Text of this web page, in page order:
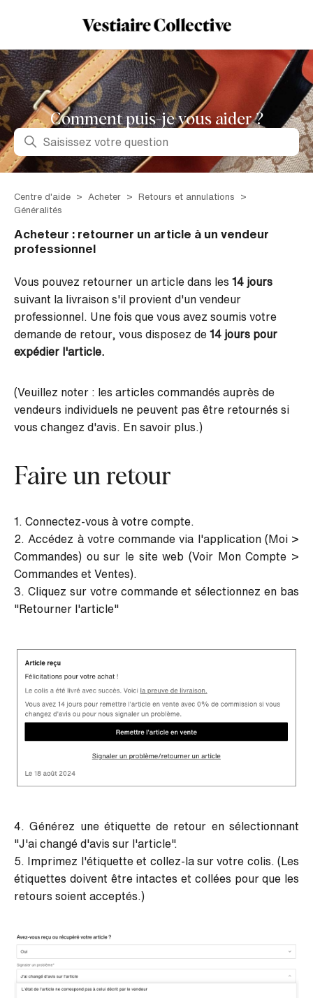
Comment puis-je vous aider ?
Recherche
Centre d'aide Acheter
Retours et annulations
Généralités
Acheteur : retourner un article à un vendeur
professionnel
Vous pouvez retourner un article dans les 14 jours
suivant la livraison s'il provient d'un vendeur
professionnel. Une fois que vous avez soumis votre
demande de retour, vous disposez de 14 jours pour
expédier l'article.
(Veuillez noter : les articles commandés auprès de
vendeurs individuels ne peuvent pas être retournés si
vous changez d'avis. En savoir plus.)
Faire un retour
1. Connectez-vous à votre compte.
2. Accédez à votre commande via l'application (Moi >
Commandes) ou sur le site web (Voir Mon Compte >
Commandes et Ventes).
3. Cliquez sur votre commande et sélectionnez en bas
"Retourner l'article"
4. Générez une étiquette de retour en sélectionnant
"J'ai changé d'avis sur l'article".
5. Imprimez l'étiquette et collez-la sur votre colis. (Les
étiquettes doivent être intactes et collées pour que les
retours soient acceptés.)